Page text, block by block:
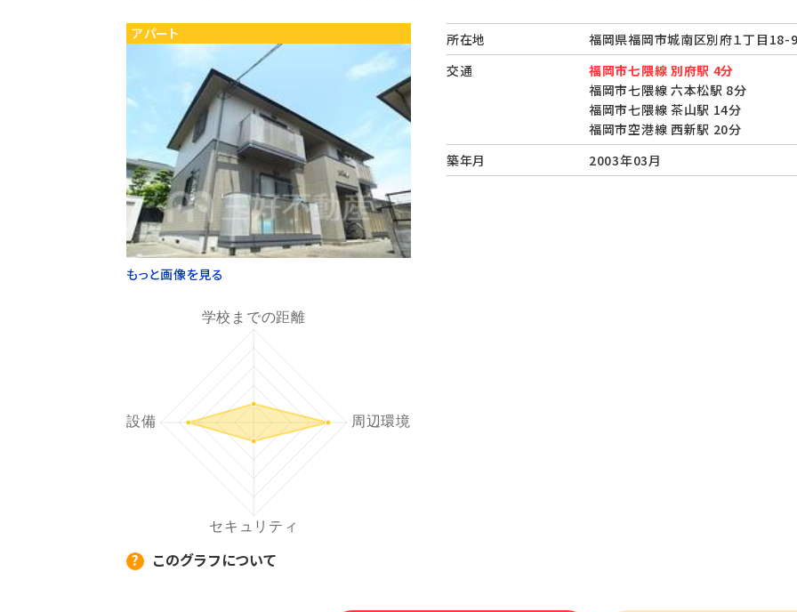
アパート
もっと画像を見る
このグラフについて
所在地
福岡県福岡市城南区別府１丁
交通
福岡市七隈線 別府駅 4分
福岡市七隈線 六本松駅 8分
福岡市七隈線 茶山駅 14分
福岡市空港線 西新駅 20分
築年月
2003年03月